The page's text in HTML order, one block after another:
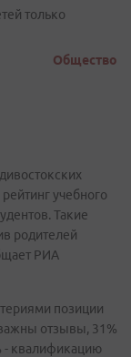
только
Общество
учебного
Такие
родителей
РИА
позиции
отзывы, 31%
- квалификацию